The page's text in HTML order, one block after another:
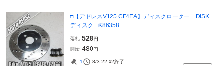
□【アドレスV125 CF4EA】ディスクローター DISK
ディスク □K86358
落札 528円
開始 480円
1 8/3 22:42終了